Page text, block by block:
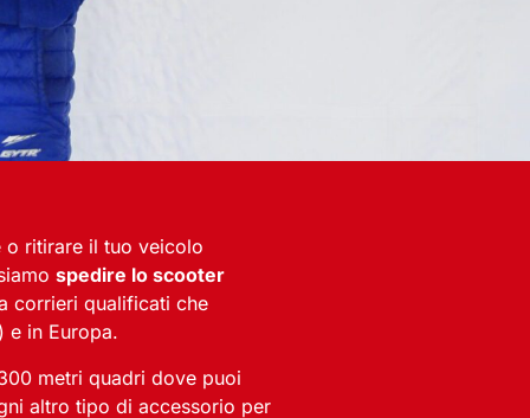
o ritirare il tuo veicolo
spedire lo scooter
corrieri qualificati che
e in Europa.
metri quadri dove puoi
altro tipo di accessorio per